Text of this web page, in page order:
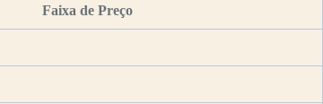
Faixa de Preço